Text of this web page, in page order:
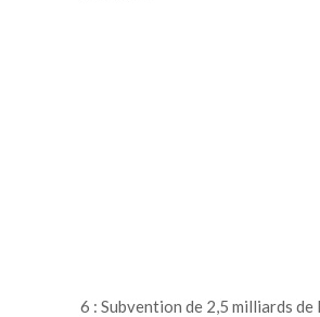
6 : Subvention de 2,5 milliards de